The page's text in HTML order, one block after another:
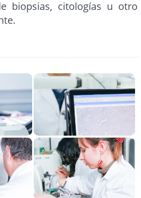
biopsias, citologías u otro